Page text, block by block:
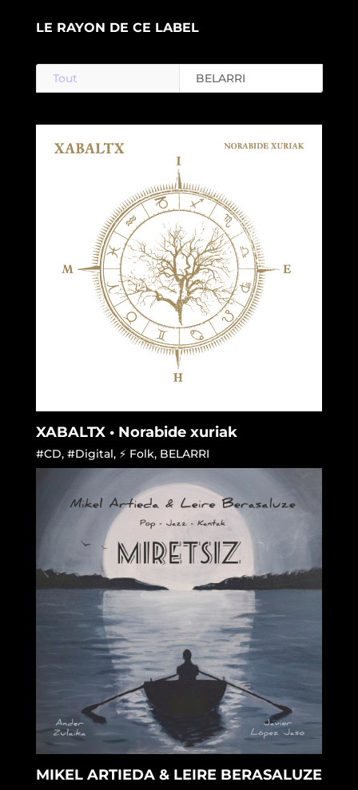
LE RAYON DE CE LABEL
Tout BELARRI
XABALTX • Norabide xuriak
#CD, #Digital, ⚡ Folk, BELARRI
MIKEL ARTIEDA & LEIRE BERASALUZE